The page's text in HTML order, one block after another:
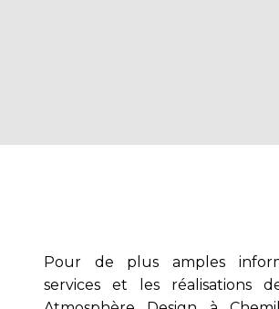
Pour de plus amples
services et les réalisations